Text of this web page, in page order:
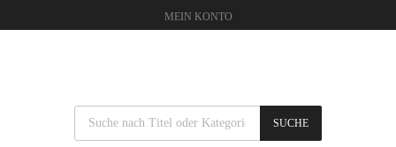
MEIN KONTO
SUCHE